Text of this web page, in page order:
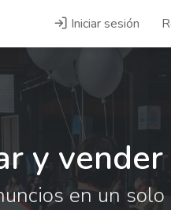
Iniciar sesión
y vender
en un